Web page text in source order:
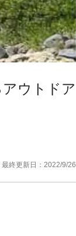
ウトドア
最終更新日： 2022/9/26